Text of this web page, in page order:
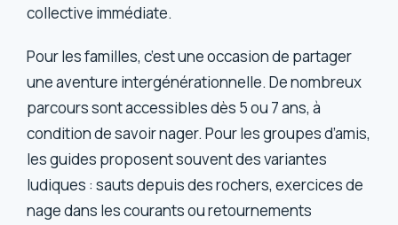
collective immédiate.
Pour les familles, c’est une occasion de partager
une aventure intergénérationnelle. De nombreux
parcours sont accessibles dès 5 ou 7 ans, à
condition de savoir nager. Pour les groupes d’amis,
les guides proposent souvent des variantes
ludiques : sauts depuis des rochers, exercices de
nage dans les courants ou retournements